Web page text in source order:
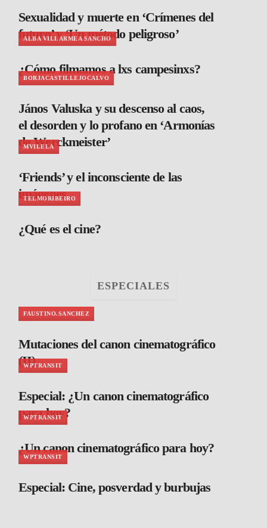
Sexualidad y muerte en ‘Crímenes del
futuro’ y ‘Un método peligroso’
ALBA VILLARMEA SANCHO
¿Cómo filmamos a lxs campesinxs?
BORJACASTILLEJOCALVO
János Valuska y su descenso al caos,
el desorden y lo profano en ‘Armonías
de Werckmeister’
MVILELA
‘Friends’ y el inconsciente de las
imágenes
TELMORIBEIRO
¿Qué es el cine?
ESPECIALES
FAUSTINO.SANCHEZ
Mutaciones del canon cinematográfico
(II)
WPTRANSIT
Especial: ¿Un canon cinematográfico
para hoy?
WPTRANSIT
¿Un canon cinematográfico para hoy?
WPTRANSIT
Especial: Cine, posverdad y burbujas